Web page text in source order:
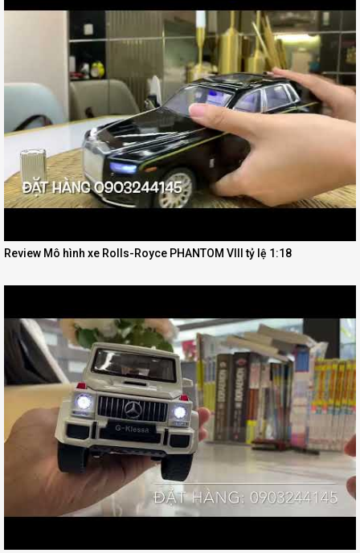
Review Mô hình xe Rolls-Royce PHANTOM VIII tỷ lệ 1:18